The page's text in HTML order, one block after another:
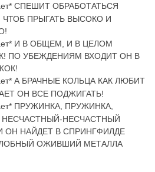
СПЕШИТ ОБРАБОТАТЬСЯ
ПРЫГАТЬ ВЫСОКО И
И В ОБЩЕМ, И В ЦЕЛОМ
ПО УБЕЖДЕНИЯМ ВХОДИТ ОН В
А БРАЧНЫЕ КОЛЬЦА КАК ЛЮБИТ
ОН ВСЕ ПОДЖИГАТЬ!
ПРУЖИНКА, ПРУЖИНКА,
НЕСЧАСТНЫЙ-НЕСЧАСТНЫЙ
ОН НАЙДЕТ В СПРИНГФИЛДЕ
ОЖИВШИЙ МЕТАЛЛА